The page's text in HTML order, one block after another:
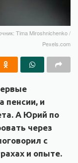
Tima Miroshnichenko /
Pexels.com
пенсии, и
А Юрий по
через
с
и опыте.